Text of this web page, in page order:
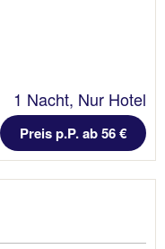
1 Nacht, Nur Hotel
Preis p.P. ab 56 €